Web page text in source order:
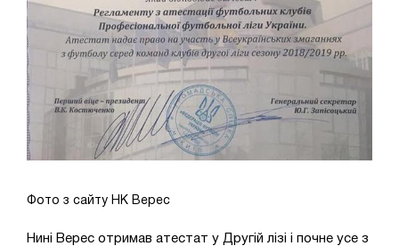
Фото з сайту НК Верес
Нині Верес отримав атестат у Другій лізі і почне усе з